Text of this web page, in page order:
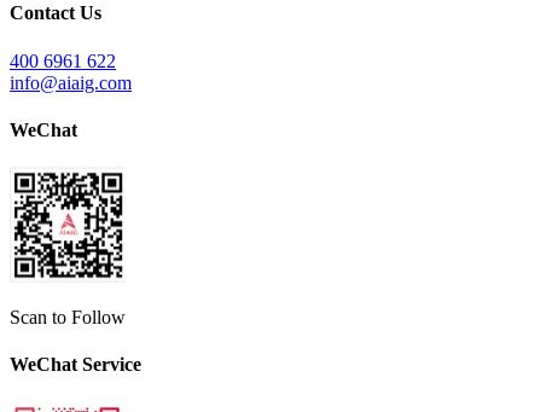
Contact Us
400 6961 622
info@aiaig.com
WeChat
Scan to Follow
WeChat Service